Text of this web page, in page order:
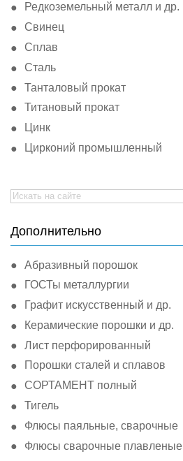
Редкоземельный металл и др.
Свинец
Сплав
Сталь
Танталовый прокат
Титановый прокат
Цинк
Цирконий промышленный
Search
for:
Дополнительно
Абразивный порошок
ГОСТы металлургии
Графит искусственный и др.
Керамические порошки и др.
Лист перфорированный
Порошки сталей и сплавов
СОРТАМЕНТ полный
Тигель
Флюсы паяльные, сварочные
Флюсы сварочные плавленые